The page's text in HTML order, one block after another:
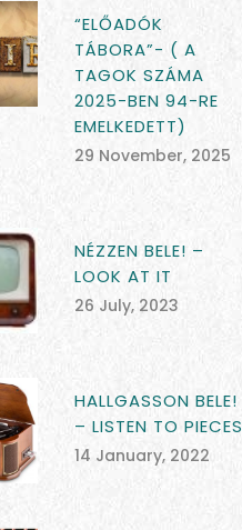
“ELŐADÓK
TÁBORA”- ( A
TAGOK SZÁMA
2025-BEN 94-RE
EMELKEDETT)
29 November, 2025
NÉZZEN BELE! –
LOOK AT IT
26 July, 2023
HALLGASSON BELE!
– LISTEN TO PIECES
14 January, 2022